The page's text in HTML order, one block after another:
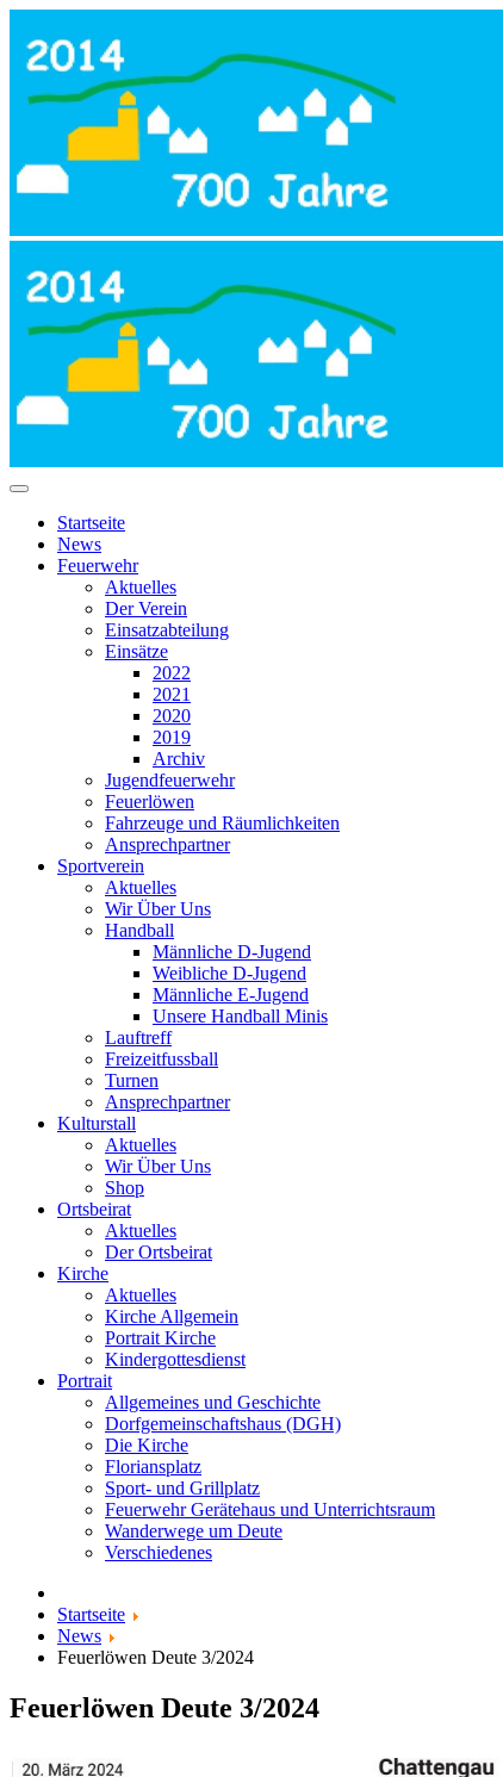
Startseite
News
Feuerwehr
Aktuelles
Der Verein
Einsatzabteilung
Einsätze
2022
2021
2020
2019
Archiv
Jugendfeuerwehr
Feuerlöwen
Fahrzeuge und Räumlichkeiten
Ansprechpartner
Sportverein
Aktuelles
Wir Über Uns
Handball
Männliche D-Jugend
Weibliche D-Jugend
Männliche E-Jugend
Unsere Handball Minis
Lauftreff
Freizeitfussball
Turnen
Ansprechpartner
Kulturstall
Aktuelles
Wir Über Uns
Shop
Ortsbeirat
Aktuelles
Der Ortsbeirat
Kirche
Aktuelles
Kirche Allgemein
Portrait Kirche
Kindergottesdienst
Portrait
Allgemeines und Geschichte
Dorfgemeinschaftshaus (DGH)
Die Kirche
Floriansplatz
Sport- und Grillplatz
Feuerwehr Gerätehaus und Unterrichtsraum
Wanderwege um Deute
Verschiedenes
Startseite
News
Feuerlöwen Deute 3/2024
Feuerlöwen Deute 3/2024